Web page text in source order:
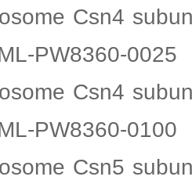
Csn4
PW8360-0025
Csn4
PW8360-0100
Csn5